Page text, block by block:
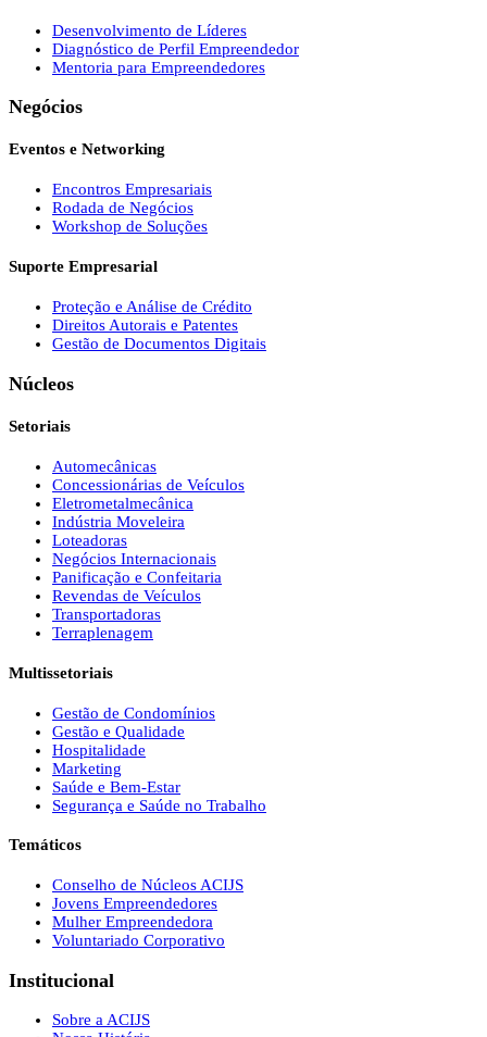
Desenvolvimento de Líderes
Diagnóstico de Perfil Empreendedor
Mentoria para Empreendedores
Negócios
Eventos e Networking
Encontros Empresariais
Rodada de Negócios
Workshop de Soluções
Suporte Empresarial
Proteção e Análise de Crédito
Direitos Autorais e Patentes
Gestão de Documentos Digitais
Núcleos
Setoriais
Automecânicas
Concessionárias de Veículos
Eletrometalmecânica
Indústria Moveleira
Loteadoras
Negócios Internacionais
Panificação e Confeitaria
Revendas de Veículos
Transportadoras
Terraplenagem
Multissetoriais
Gestão de Condomínios
Gestão e Qualidade
Hospitalidade
Marketing
Saúde e Bem-Estar
Segurança e Saúde no Trabalho
Temáticos
Conselho de Núcleos ACIJS
Jovens Empreendedores
Mulher Empreendedora
Voluntariado Corporativo
Institucional
Sobre a ACIJS